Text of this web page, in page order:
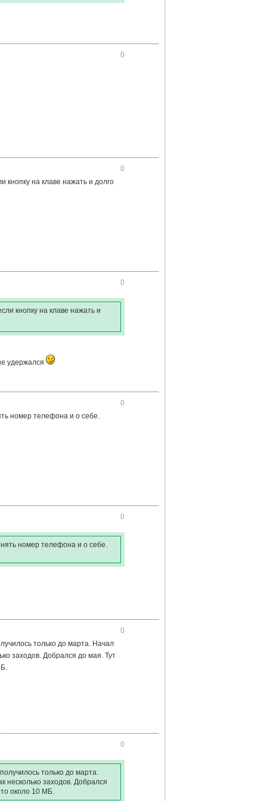
0
0
кнопку на клаве нажать и долго
0
кнопку на клаве нажать и
удержался
0
номер телефона и о себе.
0
номер телефона и о себе.
0
только до марта. Начал
заходов. Добрался до мая. Тут
0
только до марта.
несколько заходов. Добрался
около 10 МБ.